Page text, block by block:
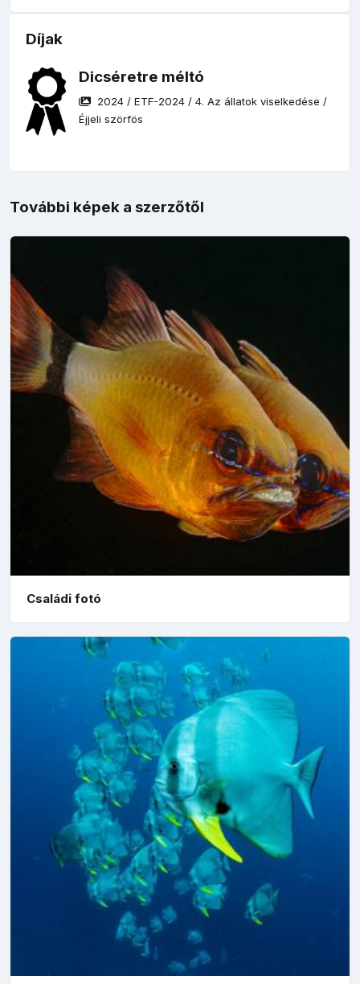
Díjak
Dicséretre méltó
2024 /ETF-2024 /4. Az állatok viselkedése /
Éjjeli szörfös
További képek a szerzőtől
Családi fotó